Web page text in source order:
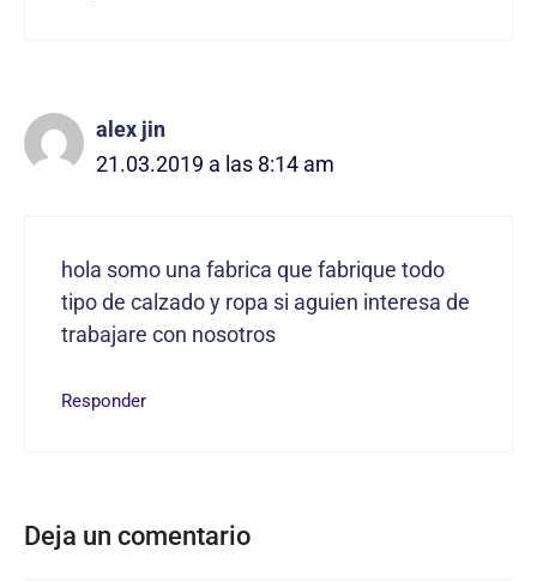
alex jin
21.03.2019 a las 8:14 am
hola somo una fabrica que fabrique todo
tipo de calzado y ropa si aguien interesa de
trabajare con nosotros
Responder
Deja un comentario